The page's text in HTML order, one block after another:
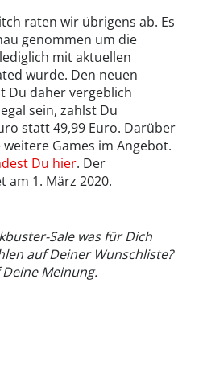
raten wir übrigens ab. Es
genommen um die
mit aktuellen
wurde. Den neuen
Du daher vergeblich
sein, zahlst Du
statt 49,99 Euro. Darüber
Games im Angebot.
Du hier. Der
am 1. März 2020.
Sale was für Dich
auf Deiner Wunschliste?
Meinung.